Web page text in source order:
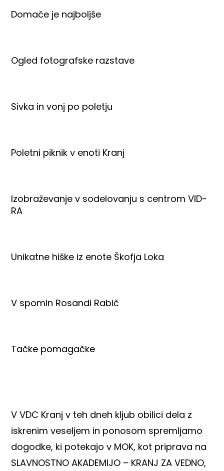
Domače je najboljše
Ogled fotografske razstave
Sivka in vonj po poletju
Poletni piknik v enoti Kranj
Izobraževanje v sodelovanju s centrom VID-
RA
Unikatne hiške iz enote Škofja Loka
V spomin Rosandi Rabič
Tačke pomagačke
V VDC Kranj v teh dneh kljub obilici dela z
iskrenim veseljem in ponosom spremljamo
dogodke, ki potekajo v MOK, kot priprava na
SLAVNOSTNO AKADEMIJO – KRANJ ZA VEDNO,